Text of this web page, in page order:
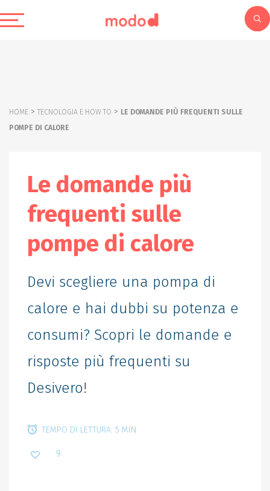
HOME > TECNOLOGIA E HOW TO > LE DOMANDE PIÙ FREQUENTI SULLE
POMPE DI CALORE
Le domande più
frequenti sulle
pompe di calore
Devi scegliere una pompa di
calore e hai dubbi su potenza e
consumi? Scopri le domande e
risposte più frequenti su
Desivero!
TEMPO DI LETTURA: 5 MIN
9